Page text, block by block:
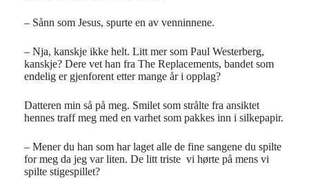
– Sånn som Jesus, spurte en av venninnene.
– Nja, kanskje ikke helt. Litt mer som Paul Westerberg,
kanskje? Dere vet han fra The Replacements, bandet som
endelig er gjenforent etter mange år i opplag?
Datteren min så på meg. Smilet som strålte fra ansiktet
hennes traff meg med en varhet som pakkes inn i silkepapir.
– Mener du han som har laget alle de fine sangene du spilte
for meg da jeg var liten. De litt triste vi hørte på mens vi
spilte stigespillet?